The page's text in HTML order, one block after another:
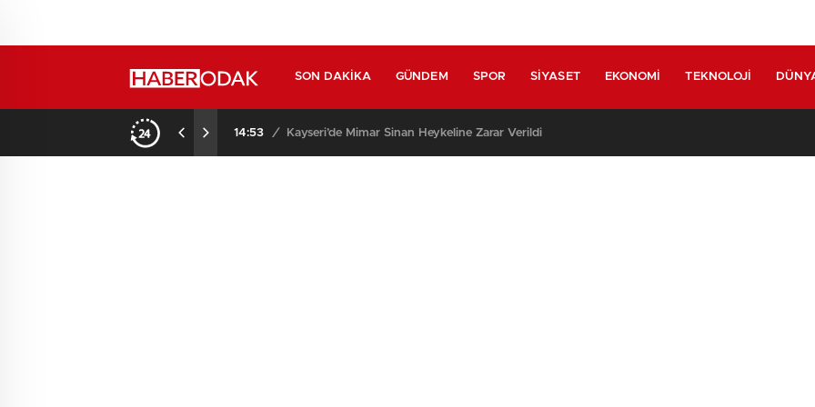
SON DAKIKA GÜNDEM SPOR SIYASET EKONOMI TEKNOLOJI
14:53 / Kayseri’de Mimar Sinan Heykeline Zarar Verildi